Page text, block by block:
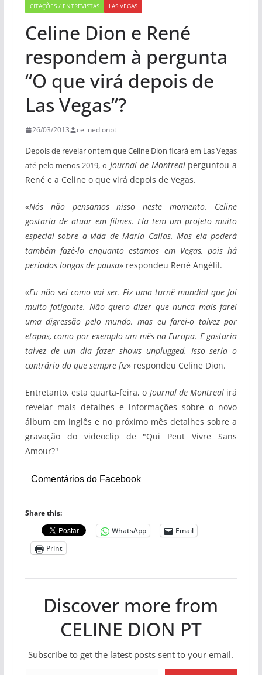
CITAÇÕES / ENTREVISTAS LAS VEGAS
Celine Dion e René
respondem à pergunta
“O que virá depois de
Las Vegas”?
26/03/2013 celinedionpt
Depois de revelar ontem que Celine Dion ficará em Las Vegas
até pelo menos 2019, o Journal de Montrealperguntou a
René e a Celine o que virá depois de Vegas.
«Nós não pensamos nisso neste momento. Celine
gostaria de atuar em filmes. Ela tem um projeto muito
especial sobre a vida de Maria Callas. Mas ela poderá
também fazê-lo enquanto estamos em Vegas, pois há
periodos longos de pausa» respondeu René Angélil.
«Eu não sei como vai ser. Fiz uma turnê mundial que foi
muito fatigante. Não quero dizer que nunca mais farei
uma digressão pelo mundo, mas eu farei-o talvez por
etapas, como por exemplo um mês na Europa. E gostaria
talvez de um dia fazer shows unplugged. Isso seria o
contrário do que sempre fiz» respondeu Celine Dion.
Entretanto, esta quarta-feira, o Journal de Montreal irá
revelar mais detalhes e informações sobre o novo
álbum em inglês e no próximo mês detalhes sobre a
gravação do videoclip de "Qui Peut Vivre Sans
Amour?"
Comentários do Facebook
Share this:
WhatsApp
Email
Print
Discover more from
CELINE DION PT
Subscribe to get the latest posts sent to your email.